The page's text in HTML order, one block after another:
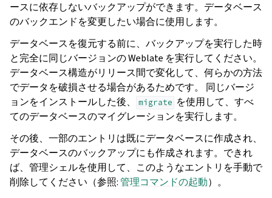
ースに依存しないバックアップができます。データベース
のバックエンドを変更したい場合に使用します。
データベースを復元する前に、バックアップを実行した時
と完全に同じバージョンの Weblate を実行してください。
データベース構造がリリース間で変化して、何らかの方法
でデータを破損させる場合があるためです。 同じバージ
ョンをインストールした後、
migrate を使用して、すべ
てのデータベースのマイグレーションを実行します。
その後、一部のエントリは既にデータベースに作成され、
データベースのバックアップにも作成されます。できれ
ば、管理シェルを使用して、このようなエントリを手動で
削除してください（参照:管理コマンドの起動）。